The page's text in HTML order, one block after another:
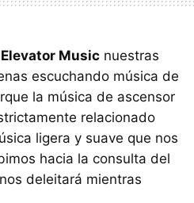
Music nuestras
escuchando música de
la música de ascensor
relacionado
ligera y suave que nos
hacia la consulta del
deleitará mientras